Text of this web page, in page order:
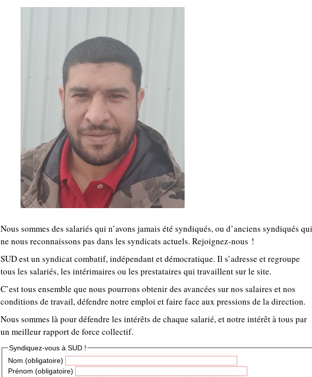
Nous sommes des salariés qui n’avons jamais été syndiqués, ou d’anciens syndiqués qui
ne nous reconnaissons pas dans les syndicats actuels. Rejoignez-nous !
SUD est un syndicat combatif, indépendant et démocratique. Il s’adresse et regroupe
tous les salariés, les intérimaires ou les prestataires qui travaillent sur le site.
C’est tous ensemble que nous pourrons obtenir des avancées sur nos salaires et nos
conditions de travail, défendre notre emploi et faire face aux pressions de la direction.
Nous sommes là pour défendre les intérêts de chaque salarié, et notre intérêt à tous par
un meilleur rapport de force collectif.
Syndiquez-vous à SUD !
Nom (obligatoire)
Prénom (obligatoire)